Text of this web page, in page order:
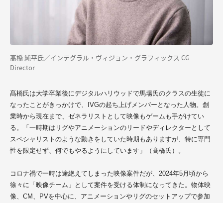
髙橋 純平氏／インテグラル・ヴィジョン・グラフィックス CG
Director
髙橋氏は大学卒業後にデジタルハリウッドで馬場氏のクラスの生徒に
なったことがきっかけで、IVGの起ち上げメンバーとなった人物。創
業時から現在まで、ゼネラリストとして映像もゲームも手がけてい
る。「一時期はリグやアニメーションのリードやディレクターとして
スペシャリストのような動きをしていた時期もありますが、特に専門
性を限定せず、何でもやるようにしています」（髙橋氏）。
コロナ禍で一時は途絶えてしまった映像案件だが、2024年5月頃から
徐々に「映像チーム」として案件を受ける体制になってきた。物体映
像、CM、PVを中心に、アニメーションやリグのセットアップで参加